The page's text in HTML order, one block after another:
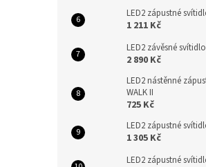
LED2 zápustné
1 211 Kč
LED2 závěsné
2 890 Kč
LED2 nástěnné
WALK II
725 Kč
LED2 zápustné
1 305 Kč
LED2 zápustné